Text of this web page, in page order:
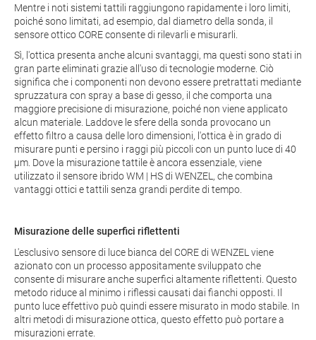
Mentre i noti sistemi tattili raggiungono rapidamente i loro limiti,
poiché sono limitati, ad esempio, dal diametro della sonda, il
sensore ottico CORE consente di rilevarli e misurarli.
Sì, l'ottica presenta anche alcuni svantaggi, ma questi sono stati in
gran parte eliminati grazie all'uso di tecnologie moderne. Ciò
significa che i componenti non devono essere pretrattati mediante
spruzzatura con spray a base di gesso, il che comporta una
maggiore precisione di misurazione, poiché non viene applicato
alcun materiale. Laddove le sfere della sonda provocano un
effetto filtro a causa delle loro dimensioni, l'ottica è in grado di
misurare punti e persino i raggi più piccoli con un punto luce di 40
µm. Dove la misurazione tattile è ancora essenziale, viene
utilizzato il sensore ibrido WM | HS di WENZEL, che combina
vantaggi ottici e tattili senza grandi perdite di tempo.
Misurazione delle superfici riflettenti
L'esclusivo sensore di luce bianca del CORE di WENZEL viene
azionato con un processo appositamente sviluppato che
consente di misurare anche superfici altamente riflettenti. Questo
metodo riduce al minimo i riflessi causati dai fianchi opposti. Il
punto luce effettivo può quindi essere misurato in modo stabile. In
altri metodi di misurazione ottica, questo effetto può portare a
misurazioni errate.